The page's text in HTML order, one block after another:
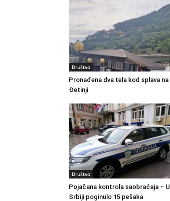
Društvo
Pronađena dva tela kod splava na
Đetinji
Društvo
Pojačana kontrola saobraćaja – U
Srbiji poginulo 15 pešaka